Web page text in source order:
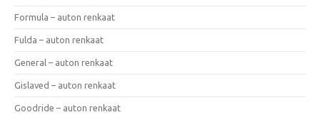
Formula – auton renkaat
Fulda – auton renkaat
General – auton renkaat
Gislaved – auton renkaat
Goodride – auton renkaat